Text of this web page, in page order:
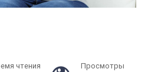
чтения Просмотры